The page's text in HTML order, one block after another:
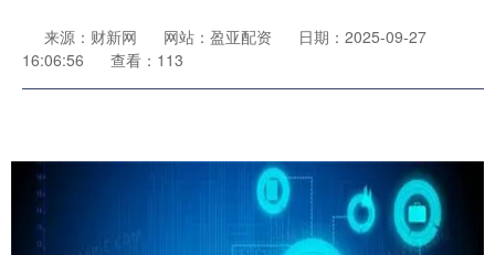
来源：财新网 网站：盈亚配资
日期：2025-09-27
16:06:56
查看：113